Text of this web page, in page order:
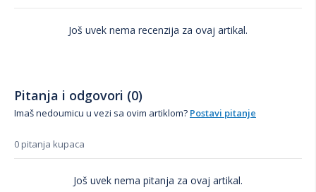
Još uvek nema recenzija za ovaj artikal.
Pitanja i odgovori (0)
Imaš nedoumicu u vezi sa ovim artiklom? Postavi pitanje
0 pitanja kupaca
Još uvek nema pitanja za ovaj artikal.